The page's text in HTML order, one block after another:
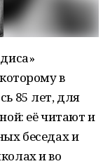
в
85 лет, для
её читают и
беседах и
и во